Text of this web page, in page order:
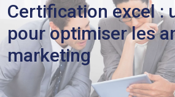
Certification excel :
pour optimiser les
marketing